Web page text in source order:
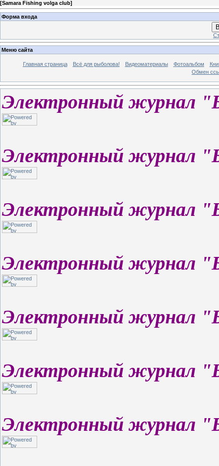
[Samara Fishing volga club]
Форма входа
Меню сайта
Главная страница Всё для рыболова! Видеоматериалы Фотоальбом
Обмен
Электронный журнал
Электронный журнал
Электронный журнал
Электронный журнал
Электронный журнал
Электронный журнал
Электронный журнал